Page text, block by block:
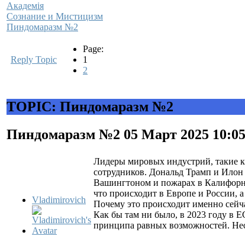
Академiя
Сознание и Мистицизм
Пиндомаразм №2
Reply Topic
Page:
1
2
TOPIC: Пиндомаразм №2
Пиндомаразм №2 05 Март 2025 10:05
Vladimirovich
Лидеры мировых индустрий, такие
сотрудников. Дональд Трамп и
Вашингтоном и пожарах в
что происходит в Европе и России,
Почему это происходит именно
Как бы там ни было, в 2023 году в
принципа равных возможностей.